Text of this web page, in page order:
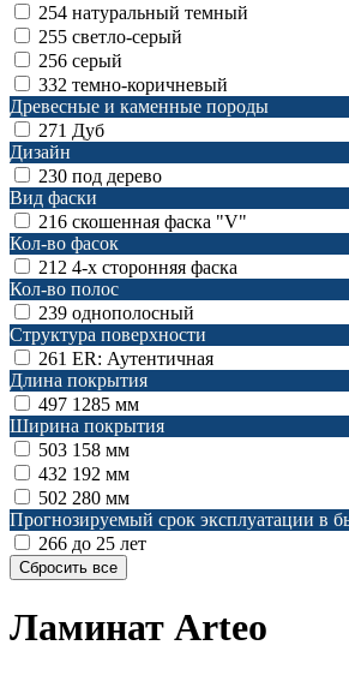
254 натуральный темный
255 светло-серый
256 серый
332 темно-коричневый
Древесные и каменные породы
271 Дуб
Дизайн
230 под дерево
Вид фаски
216 скошенная фаска "V"
Кол-во фасок
212 4-х сторонняя фаска
Кол-во полос
239 однополосный
Структура поверхности
261 ER: Аутентичная
Длина покрытия
497 1285 мм
Ширина покрытия
503 158 мм
432 192 мм
502 280 мм
Прогнозируемый срок эксплуатации в
266 до 25 лет
Ламинат Arteo